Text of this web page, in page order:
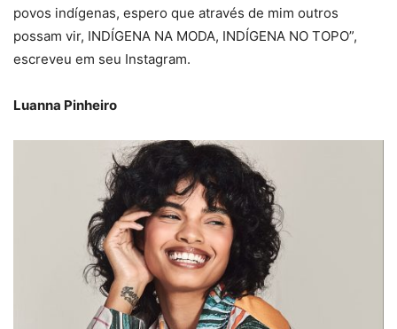
povos indígenas, espero que através de mim outros
possam vir, INDÍGENA NA MODA, INDÍGENA NO TOPO”,
escreveu em seu Instagram.
Luanna Pinheiro